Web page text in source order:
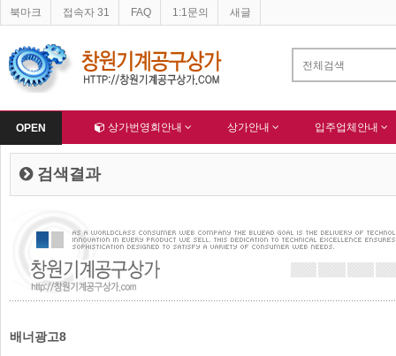
OPEN
북마크 접속자 31 FAQ 1:1문의 새글
이버 등록완료 - 알림 한국종합산업(주) 회원님 가입을 축하드립니다 !
Home 상가번영회안내 상가안내 입주업체안내
검색결과
배너광고8